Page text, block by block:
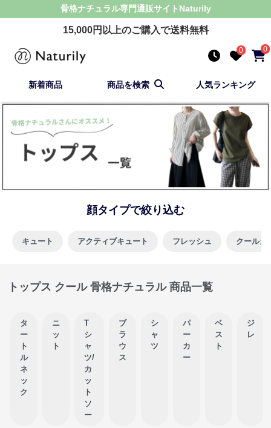
骨格ナチュラル専門通販サイト Naturily
15,000円以上のご購入で送料無料
0 0
新着商品 商品を検索 人気ランキング
顔タイプで絞り込む
キュート アクティブキュート フレッシュ クールカ
トップス クール 骨格ナチュラル 商品一覧
タ
ー
ト
ル
ネ
ッ
ク
ニ
ッ
ト
T
シ
ャ
ツ/
カ
ッ
ト
ソ
ー
ブ
ラ
ウ
ス
シ
ャ
ツ
パ
ー
カ
ー
ベ
ス
ト
ジ
レ